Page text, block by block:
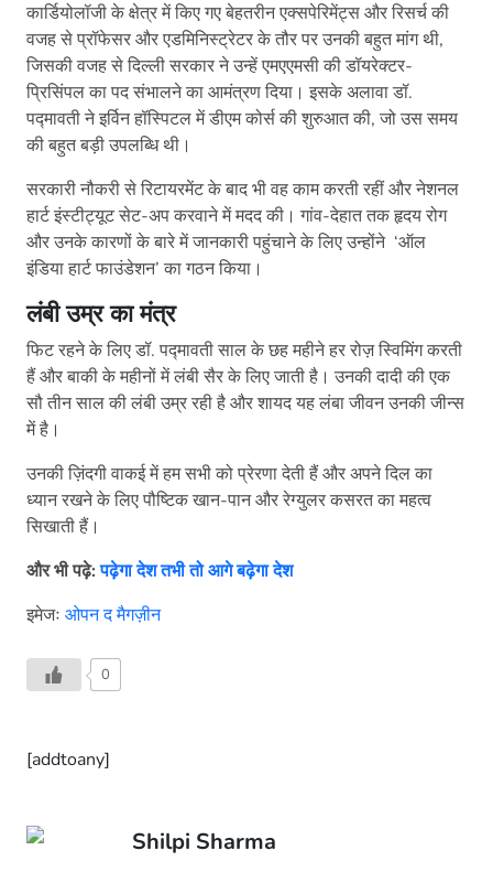
कार्डियोलॉजी के क्षेत्र में किए गए बेहतरीन एक्सपेरिमेंट्स और रिसर्च की
वजह से प्रॉफेसर और एडमिनिस्ट्रेटर के तौर पर उनकी बहुत मांग थी,
जिसकी वजह से दिल्ली सरकार ने उन्हें एमएएमसी की डॉयरेक्टर-
प्रिसिंपल का पद संभालने का आमंत्रण दिया। इसके अलावा डॉ.
पद्मावती ने इर्विन हॉस्पिटल में डीएम कोर्स की शुरुआत की, जो उस समय
की बहुत बड़ी उपलब्धि थी।
सरकारी नौकरी से रिटायरमेंट के बाद भी वह काम करती रहीं और नेशनल
हार्ट इंस्टीट्यूट सेट-अप करवाने में मदद की। गांव-देहात तक हृदय रोग
और उनके कारणों के बारे में जानकारी पहुंचाने के लिए उन्होंने ‘ऑल
इंडिया हार्ट फाउंडेशन’ का गठन किया।
लंबी उम्र का मंत्र
फिट रहने के लिए डॉ. पद्मावती साल के छह महीने हर रोज़ स्विमिंग करती
हैं और बाकी के महीनों में लंबी सैर के लिए जाती है। उनकी दादी की एक
सौ तीन साल की लंबी उम्र रही है और शायद यह लंबा जीवन उनकी जीन्स
में है।
उनकी ज़िंदगी वाकई में हम सभी को प्रेरणा देती हैं और अपने दिल का
ध्यान रखने के लिए पौष्टिक खान-पान और रेग्युलर कसरत का महत्व
सिखाती हैं।
और भी पढ़े:पढ़ेगा देश तभी तो आगे बढ़ेगा देश
इमेजः ओपन द मैगज़ीन
0
[addtoany]
Shilpi Sharma